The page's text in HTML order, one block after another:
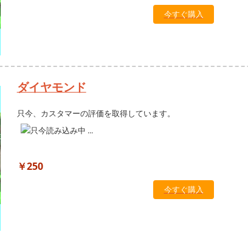
今すぐ購入
ダイヤモンド
只今、カスタマーの評価を取得しています。
￥250
今すぐ購入